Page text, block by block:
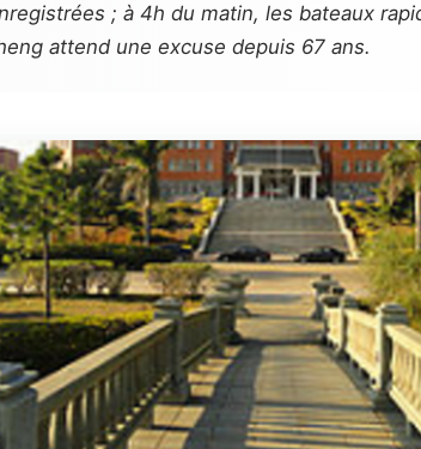
; à 4h du matin, les bateaux
attend une excuse depuis 67 ans.